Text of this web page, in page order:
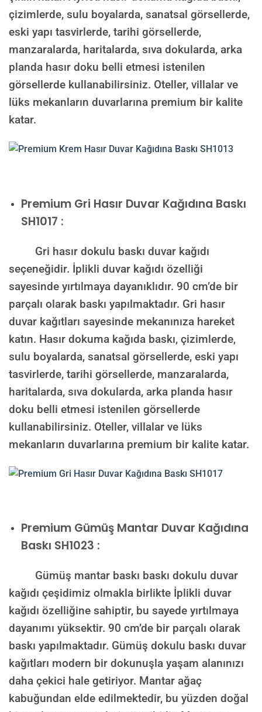
çizimlerde, sulu boyalarda, sanatsal görsellerde,
eski yapı tasvirlerde, tarihi görsellerde,
manzaralarda, haritalarda, sıva dokularda, arka
planda hasır doku belli etmesi istenilen
görsellerde kullanabilirsiniz. Oteller, villalar ve
lüks mekanların duvarlarına premium bir kalite
katar.
Premium Gri Hasır Duvar Kağıdına Baskı
SH1017 :
Gri hasır dokulu baskı duvar kağıdı
seçeneğidir. İplikli duvar kağıdı özelliği
sayesinde yırtılmaya dayanıklıdır. 90 cm’de bir
parçalı olarak baskı yapılmaktadır. Gri hasır
duvar kağıtları sayesinde mekanınıza hareket
katın. Hasır dokuma kağıda baskı, çizimlerde,
sulu boyalarda, sanatsal görsellerde, eski yapı
tasvirlerde, tarihi görsellerde, manzaralarda,
haritalarda, sıva dokularda, arka planda hasır
doku belli etmesi istenilen görsellerde
kullanabilirsiniz. Oteller, villalar ve lüks
mekanların duvarlarına premium bir kalite katar.
Premium Gümüş Mantar Duvar Kağıdına
Baskı SH1023 :
Gümüş mantar baskı baskı dokulu duvar
kağıdı çeşidimiz olmakla birlikte İplikli duvar
kağıdı özelliğine sahiptir, bu sayede yırtılmaya
dayanımı yüksektir. 90 cm’de bir parçalı olarak
baskı yapılmaktadır. Gümüş dokulu baskı duvar
kağıtları modern bir dokunuşla yaşam alanınızı
daha çekici hale getiriyor. Mantar ağaç
kabuğundan elde edilmektedir, bu yüzden doğal